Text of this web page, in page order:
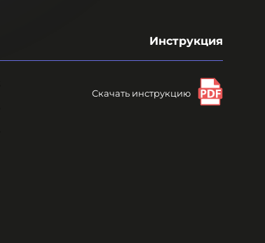
Инструкция
Скачать инструкцию